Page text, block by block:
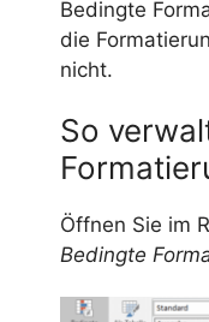
Bedingte
die
nicht.
So
Öffnen Sie im
Bedingte